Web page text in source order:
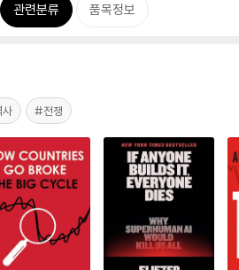
관련분류 품목정보
#전쟁